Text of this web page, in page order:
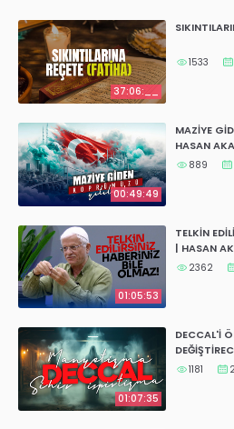
37:06:__
1533
00:49:49
MAZİYE
HASAN
889
01:05:53
TELKİN
| HASAN
2362
01:07:35
DECCAL'İ
1181